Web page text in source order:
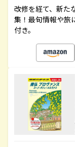
改修を経て、新た
集！最旬情報や旅
付き。